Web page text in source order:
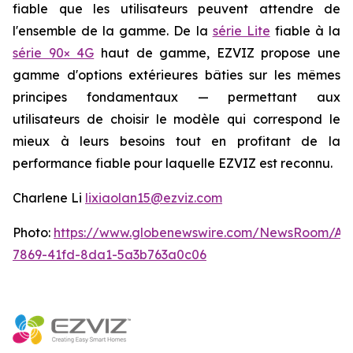
fiable que les utilisateurs peuvent attendre de
l'ensemble de la gamme. De la série Lite fiable à la
série 90× 4G haut de gamme, EZVIZ propose une
gamme d'options extérieures bâties sur les mêmes
principes fondamentaux — permettant aux
utilisateurs de choisir le modèle qui correspond le
mieux à leurs besoins tout en profitant de la
performance fiable pour laquelle EZVIZ est reconnu.
Charlene Li lixiaolan15@ezviz.com
Photo: https://www.globenewswire.com/NewsRoom/
7869-41fd-8da1-5a3b763a0c06